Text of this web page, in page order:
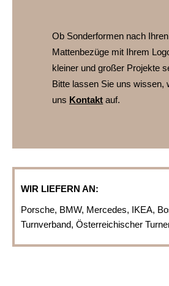
Ob Sonderformen nach
Mattenbezüge mit Ihrem
kleiner und großer Projekte
Bitte lassen Sie uns wissen,
uns Kontakt auf.
WIR LIEFERN AN:
Porsche, BMW, Mercedes, IKEA,
Turnverband, Österreichischer